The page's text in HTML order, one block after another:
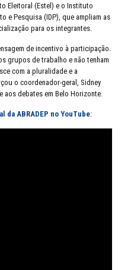
Eleitoral (Estel) e o Instituto
e Pesquisa (IDP), que ampliam as
para os integrantes.
de incentivo à participação.
grupos de trabalho e não tenham
com a pluralidade e a
o coordenador-geral, Sidney
debates em Belo Horizonte.
da ABRADEP no YouTube: